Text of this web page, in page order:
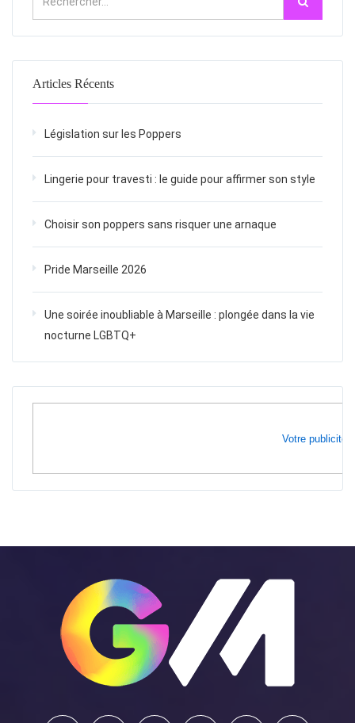
Articles Récents
Législation sur les Poppers
Lingerie pour travesti : le guide pour affirmer son style
Choisir son poppers sans risquer une arnaque
Pride Marseille 2026
Une soirée inoubliable à Marseille : plongée dans la vie
nocturne LGBTQ+
Votre publicité